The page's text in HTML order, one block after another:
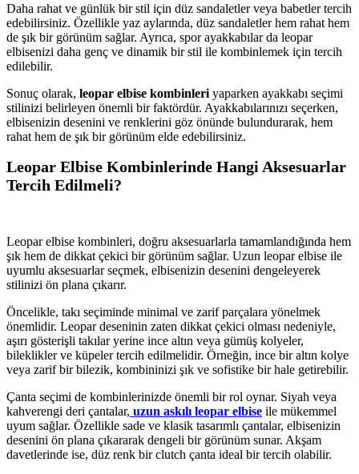
Daha rahat ve günlük bir stil için düz sandaletler veya babetler tercih
edebilirsiniz. Özellikle yaz aylarında, düz sandaletler hem rahat hem
de şık bir görünüm sağlar. Ayrıca, spor ayakkabılar da leopar
elbisenizi daha genç ve dinamik bir stil ile kombinlemek için tercih
edilebilir.
Sonuç olarak, leopar elbise kombinleri yaparken ayakkabı seçimi
stilinizi belirleyen önemli bir faktördür. Ayakkabılarınızı seçerken,
elbisenizin desenini ve renklerini göz önünde bulundurarak, hem
rahat hem de şık bir görünüm elde edebilirsiniz.
Leopar Elbise Kombinlerinde Hangi Aksesuarlar
Tercih Edilmeli?
Leopar elbise kombinleri, doğru aksesuarlarla tamamlandığında hem
şık hem de dikkat çekici bir görünüm sağlar. Uzun leopar elbise ile
uyumlu aksesuarlar seçmek, elbisenizin desenini dengeleyerek
stilinizi ön plana çıkarır.
Öncelikle, takı seçiminde minimal ve zarif parçalara yönelmek
önemlidir. Leopar deseninin zaten dikkat çekici olması nedeniyle,
aşırı gösterişli takılar yerine ince altın veya gümüş kolyeler,
bileklikler ve küpeler tercih edilmelidir. Örneğin, ince bir altın kolye
veya zarif bir bilezik, kombininizi şık ve sofistike bir hale getirebilir.
Çanta seçimi de kombinlerinizde önemli bir rol oynar. Siyah veya
kahverengi deri çantalar, uzun askılı leopar elbise ile mükemmel
uyum sağlar. Özellikle sade ve klasik tasarımlı çantalar, elbisenizin
desenini ön plana çıkararak dengeli bir görünüm sunar. Akşam
davetlerinde ise, düz renk bir clutch çanta ideal bir tercih olabilir.